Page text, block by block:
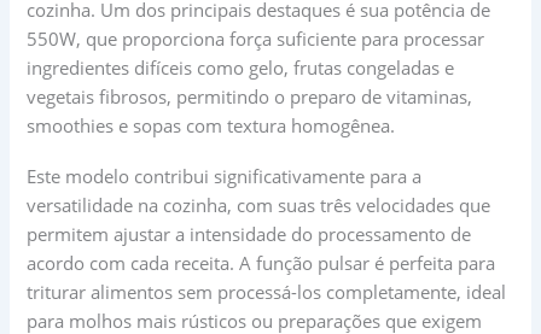
cozinha. Um dos principais destaques é sua potência de
550W, que proporciona força suficiente para processar
ingredientes difíceis como gelo, frutas congeladas e
vegetais fibrosos, permitindo o preparo de vitaminas,
smoothies e sopas com textura homogênea.
Este modelo contribui significativamente para a
versatilidade na cozinha, com suas três velocidades que
permitem ajustar a intensidade do processamento de
acordo com cada receita. A função pulsar é perfeita para
triturar alimentos sem processá-los completamente, ideal
para molhos mais rústicos ou preparações que exigem